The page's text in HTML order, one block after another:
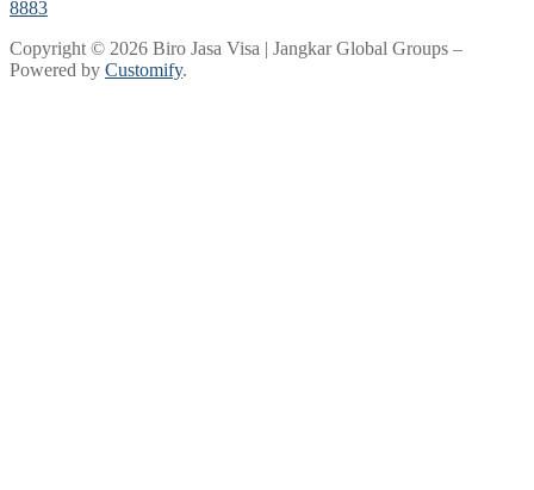
8883
Copyright © 2026 Biro Jasa Visa | Jangkar Global Groups –
Powered by Customify.